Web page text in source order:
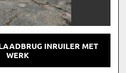
INRUILER MET
WERK